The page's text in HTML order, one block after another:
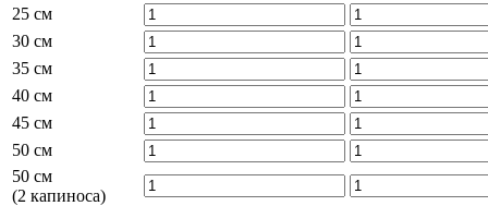
25 см
30 см
35 см
40 см
45 см
50 см
50 см
(2 капиноса)